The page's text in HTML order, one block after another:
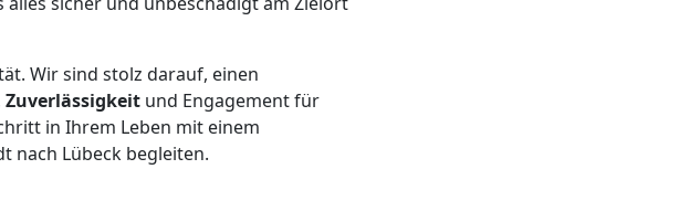
Wir sind stolz darauf, einen
Zuverlässigkeit und Engagement für
in Ihrem Leben mit einem
nach Lübeck begleiten.